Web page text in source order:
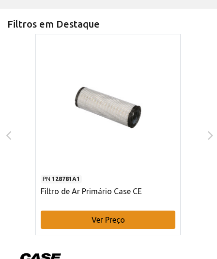
Filtros em Destaque
PN 128781A1
Filtro de Ar Primário Case CE
Ver Preço